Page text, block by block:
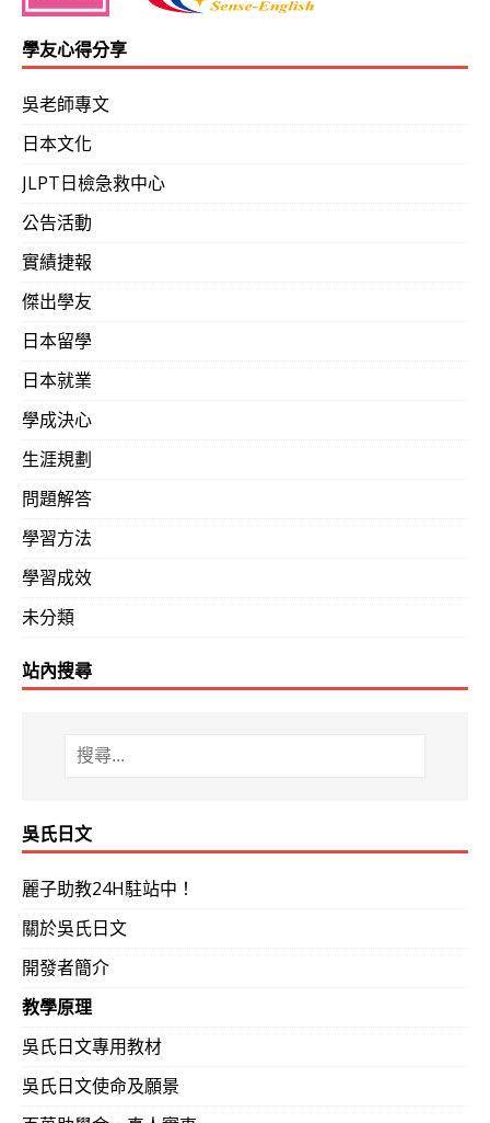
學友心得分享
吳老師專文
日本文化
JLPT日檢急救中心
公告活動
實績捷報
傑出學友
日本留學
日本就業
學成決心
生涯規劃
問題解答
學習方法
學習成效
未分類
站內搜尋
吳氏日文
麗子助教24H駐站中！
關於吳氏日文
開發者簡介
教學原理
吳氏日文專用教材
吳氏日文使命及願景